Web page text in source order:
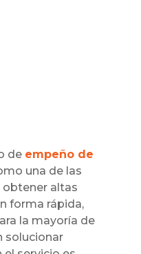
de empeño de
una de las
obtener altas
forma rápida,
la mayoría de
solucionar